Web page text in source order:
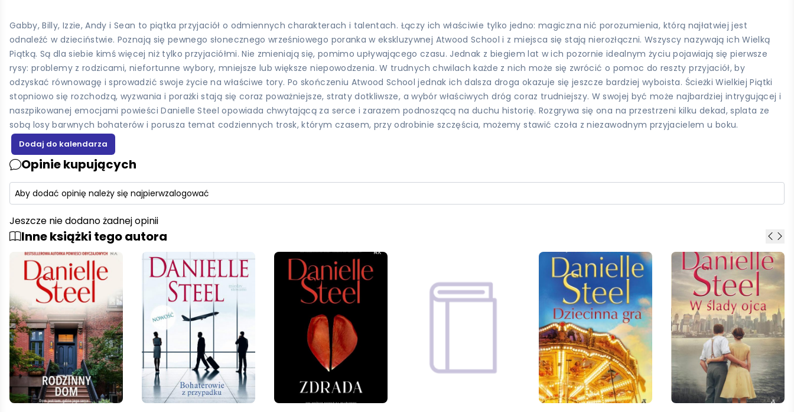
Gabby, Billy, Izzie, Andy i Sean to piątka przyjaciół o odmiennych charakterach i talentach. Łączy ich właściwie tylko jedno: magiczna nić porozumienia, którą najłatwiej jest
odnaleźć w dzieciństwie. Poznają się pewnego słonecznego wrześniowego poranka w ekskluzywnej Atwood School i z miejsca się stają nierozłączni. Wszyscy nazywają ich Wielką
Piątką. Są dla siebie kimś więcej niż tylko przyjaciółmi. Nie zmieniają się, pomimo upływającego czasu. Jednak z biegiem lat w ich pozornie idealnym życiu pojawiają się pierwsze
rysy: problemy z rodzicami, niefortunne wybory, mniejsze lub większe niepowodzenia. W trudnych chwilach każde z nich może się zwrócić o pomoc do reszty przyjaciół, by
odzyskać równowagę i sprowadzić swoje życie na właściwe tory. Po skończeniu Atwood School jednak ich dalsza droga okazuje się jeszcze bardziej wyboista. Ścieżki Wielkiej Piątki
stopniowo się rozchodzą, wyzwania i porażki stają się coraz poważniejsze, straty dotkliwsze, a wybór właściwych dróg coraz trudniejszy. W swojej być może najbardziej intrygującej i
naszpikowanej emocjami powieści Danielle Steel opowiada chwytającą za serce i zarazem podnoszącą na duchu historię. Rozgrywa się ona na przestrzeni kilku dekad, splata ze
sobą losy barwnych bohaterów i porusza temat codziennych trosk, którym czasem, przy odrobinie szczęścia, możemy stawić czoła z niezawodnym przyjacielem u boku.
Opinie kupujących
Aby dodać opinię należy się najpierwzalogować
Jeszcze nie dodano żadnej opinii
Inne książki tego autora